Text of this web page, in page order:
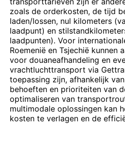
zoals de orderkosten, de tijd
laden/lossen, nul kilometers
laadpunt) en
laadpunten). Voor
Roemenië en Tsjechië kunnen
voor douaneafhandeling en
vrachtluchttransport via
toepassing zijn, afhankelijk
behoeften en prioriteiten van
optimaliseren van
multimodale oplossingen kan
kosten te verlagen en de